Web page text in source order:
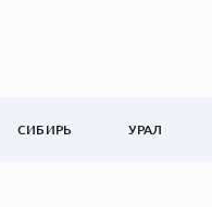
СИБИРЬ УРАЛ